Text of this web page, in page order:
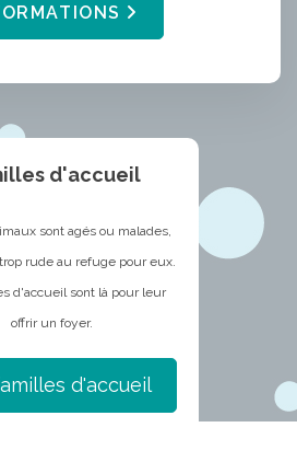
d'accueil
sont agés ou malades,
rude au refuge pour eux.
d'accueil sont là pour leur
offrir un foyer.
d'accueil